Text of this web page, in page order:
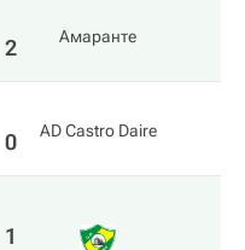
2 Амаранте
0 AD Castro Daire
1